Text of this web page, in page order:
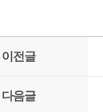
이전글
다음글